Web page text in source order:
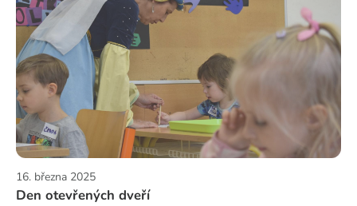
16. března 2025
Den otevřených dveří